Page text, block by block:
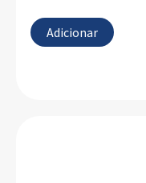
Adicionar